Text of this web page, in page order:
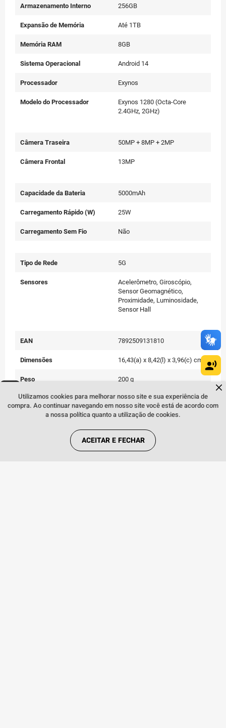
Fale comigo
clicando aqui
Armazenamento Interno 256GB
Expansão de Memória Até 1TB
Memória RAM 8GB
Sistema Operacional Android 14
Processador Exynos
Modelo do Processador
Exynos 1280 (Octa-Core
2.4GHz, 2GHz)
Câmera Traseira 50MP + 8MP + 2MP
Câmera Frontal 13MP
Capacidade da Bateria 5000mAh
Carregamento Rápido (W) 25W
Carregamento Sem Fio Não
Tipo de Rede 5G
Sensores
Acelerômetro, Giroscópio,
Sensor Geomagnético,
Proximidade, Luminosidade,
Sensor Hall
EAN 7892509131810
Dimensões 16,43(a) x 8,42(l) x 3,96(c) cm
Peso 200 g
Cor Azul
Conteúdo da Embalagem
Aparelho celular, carregador,
manual do usuário
Utilizamos cookies para melhorar nosso site e sua experiência de
compra. Ao continuar navegando em nosso site você está de acordo com
a nossa política quanto a utilização de cookies.
ACEITAR E FECHAR